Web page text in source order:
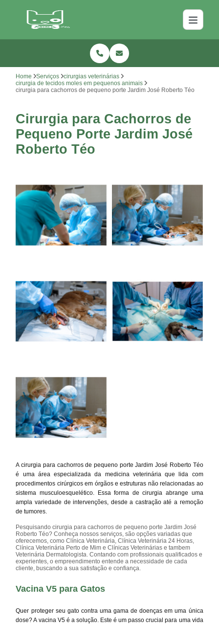
Home Serviços
cirurgias veterinárias
cirurgia de tecidos moles em pequenos animais
cirurgia para cachorros de pequeno porte Jardim José Roberto Téo
Cirurgia para Cachorros de
Pequeno Porte Jardim José
Roberto Téo
A cirurgia para cachorros de pequeno porte Jardim José Roberto Téo
é uma área especializada da medicina veterinária que lida com
procedimentos cirúrgicos em órgãos e estruturas não relacionadas ao
sistema musculoesquelético. Essa forma de cirurgia abrange uma
ampla variedade de intervenções, desde a castração até a remoção
de tumores.
Pesquisando cirurgia para cachorros de pequeno porte Jardim José
Roberto Téo? Conheça nossos serviços, são opções variadas que
oferecemos, como Clínica Veterinária, Clínica Veterinária 24 Horas,
Clínica Veterinária Perto de Mim e Clínicas Veterinárias e tambem
Veterinária Dermatologista. Contando com profissionais qualificados e
experientes, o empreendimento entende a necessidade de cada
cliente, buscando a sua satisfação e confiança.
Vacina V5 para Gatos
Quer proteger seu gato contra uma gama de doenças em uma única
dose? A vacina V5 é a solução. Este é um passo crucial para uma vida